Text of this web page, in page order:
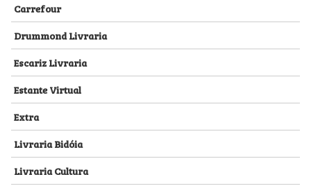
Carrefour
Drummond Livraria
Escariz Livraria
Estante Virtual
Extra
Livraria Bidóia
Livraria Cultura